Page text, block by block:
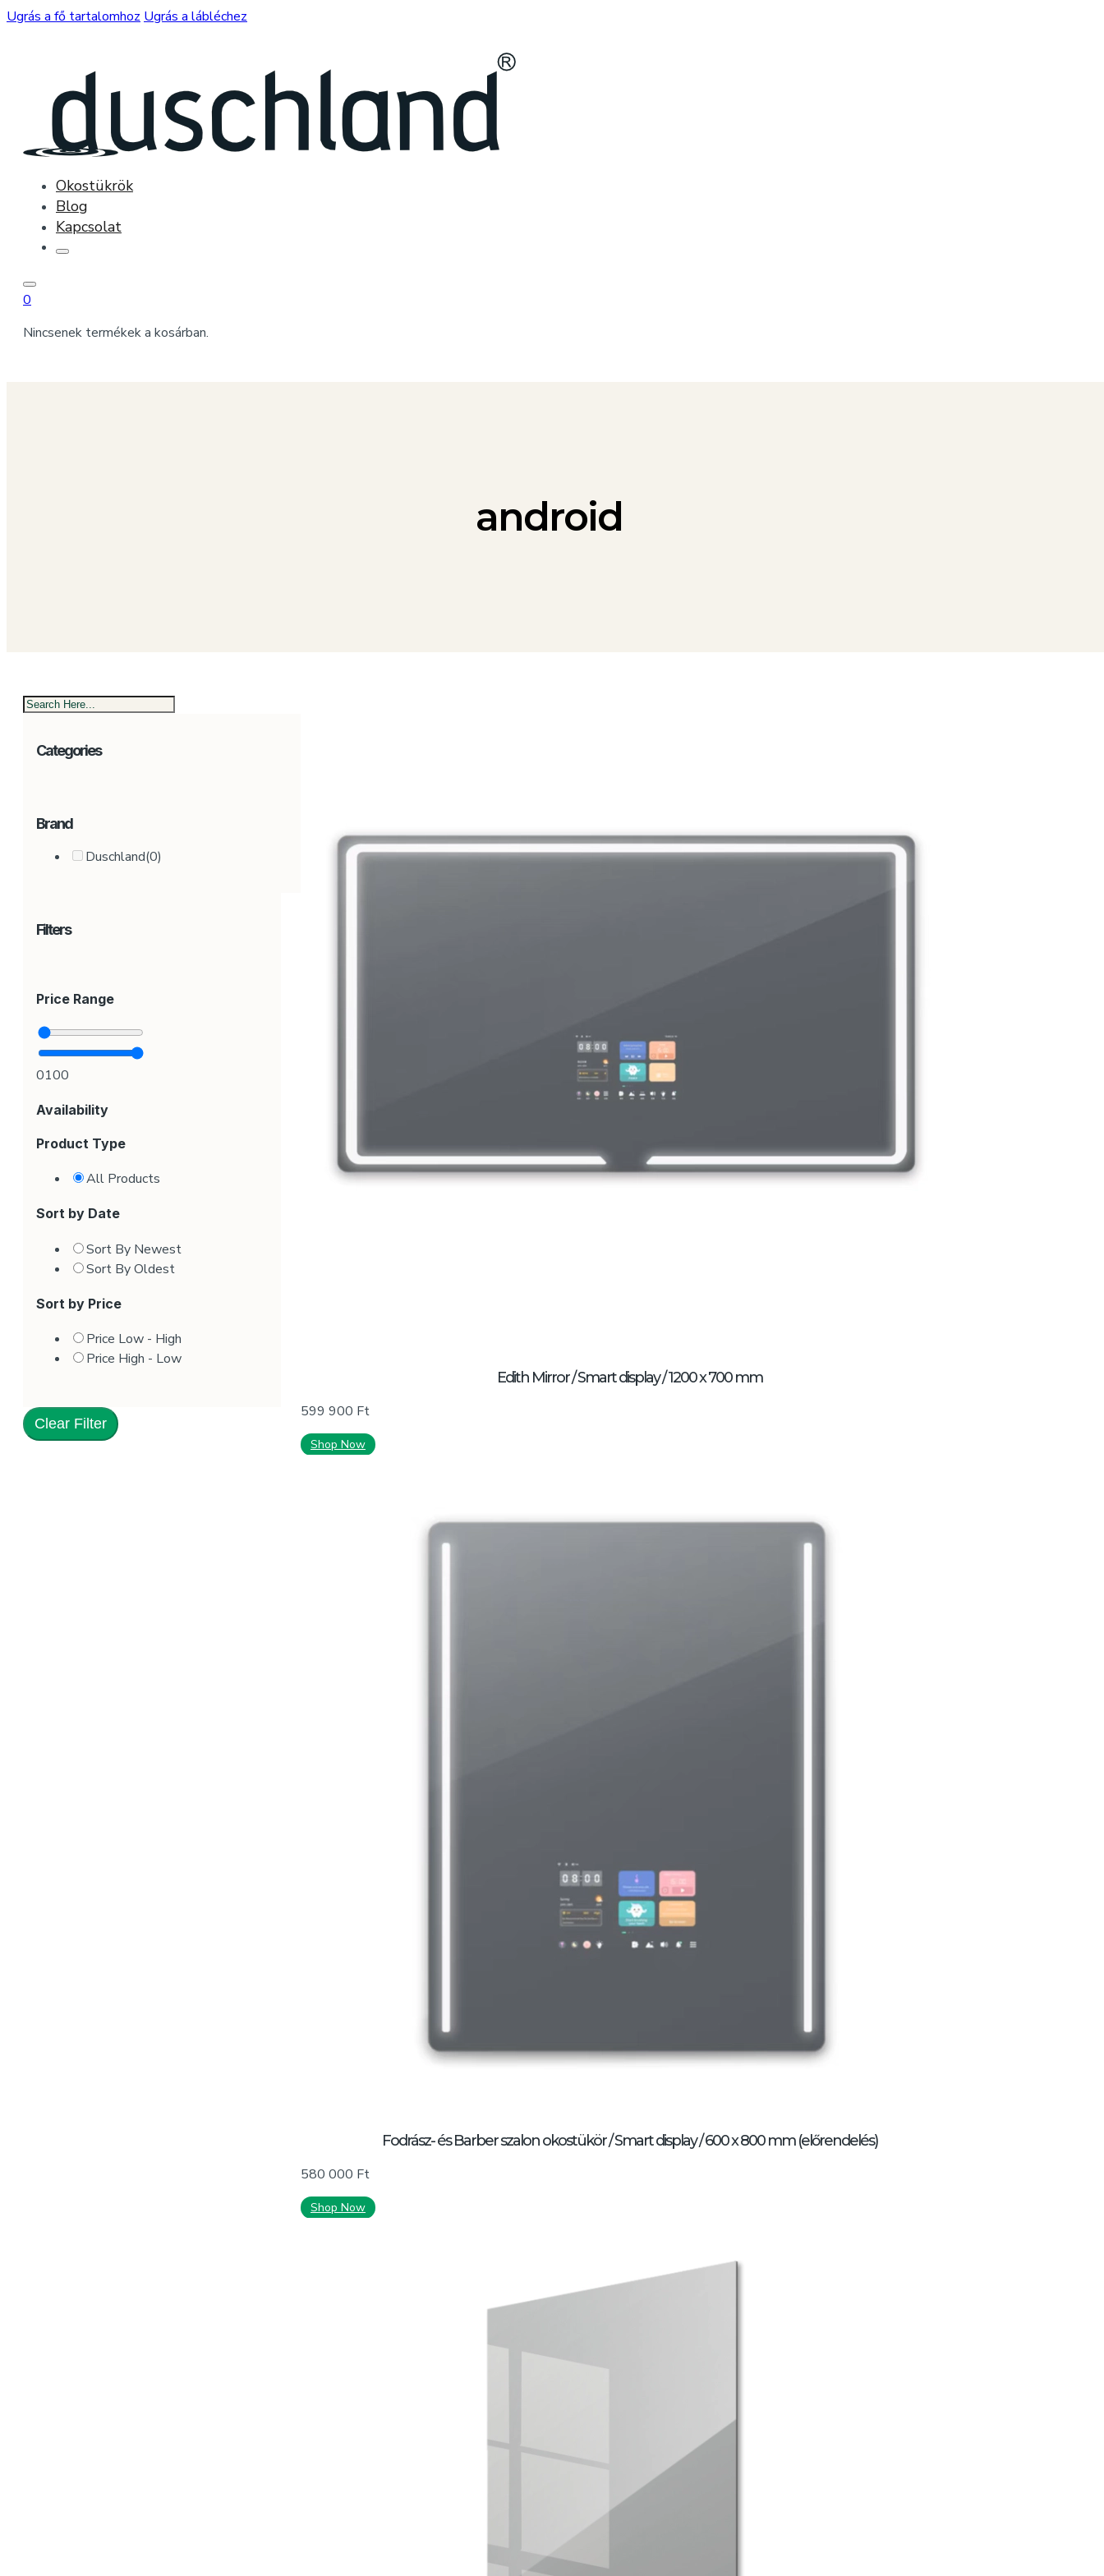
Ugrás a fő tartalomhoz Ugrás a lábléchez
Okostükrök
Blog
Kapcsolat
0
Nincsenek termékek a kosárban.
android
Categories
Brand
Duschland(0)
Filters
Price Range
0100
Availability
Product Type
All Products
Sort by Date
Sort By Newest
Sort By Oldest
Sort by Price
Price Low - High
Price High - Low
Clear Filter
Edith Mirror / Smart display / 1200 x 700 mm
599 900 Ft
Shop Now
Fodrász- és Barber szalon okostükör / Smart display / 600 x 800 mm (előrendelés)
580 000 Ft
Shop Now